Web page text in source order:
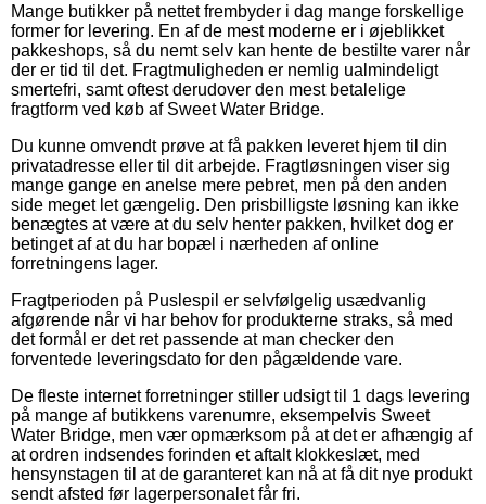
Mange butikker på nettet frembyder i dag mange forskellige
former for levering. En af de mest moderne er i øjeblikket
pakkeshops, så du nemt selv kan hente de bestilte varer når
der er tid til det. Fragtmuligheden er nemlig ualmindeligt
smertefri, samt oftest derudover den mest betalelige
fragtform ved køb af Sweet Water Bridge.
Du kunne omvendt prøve at få pakken leveret hjem til din
privatadresse eller til dit arbejde. Fragtløsningen viser sig
mange gange en anelse mere pebret, men på den anden
side meget let gængelig. Den prisbilligste løsning kan ikke
benægtes at være at du selv henter pakken, hvilket dog er
betinget af at du har bopæl i nærheden af online
forretningens lager.
Fragtperioden på Puslespil er selvfølgelig usædvanlig
afgørende når vi har behov for produkterne straks, så med
det formål er det ret passende at man checker den
forventede leveringsdato for den pågældende vare.
De fleste internet forretninger stiller udsigt til 1 dags levering
på mange af butikkens varenumre, eksempelvis Sweet
Water Bridge, men vær opmærksom på at det er afhængig af
at ordren indsendes forinden et aftalt klokkeslæt, med
hensynstagen til at de garanteret kan nå at få dit nye produkt
sendt afsted før lagerpersonalet får fri.